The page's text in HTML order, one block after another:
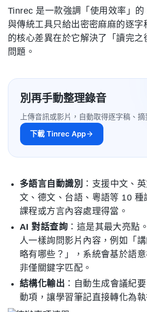
Tinrec 是一款強調「使用效率」的
與傳統工具只給出密密麻麻的逐字
的核心差異在於它解決了「讀完之
問題。
別再手動整理錄音
上傳音訊或影片，自動取得逐字稿、
下載 Tinrec App
多語言自動識別 ：支援中文、
文、德文、台語、粵語等 10 種
課程或方言內容處理得當。
AI 對話查詢 ：這是其最大亮點
人一樣詢問影片內容，例如「
略有哪些？」，系統會基於語
非僅關鍵字匹配。
結構化輸出 ：自動生成會議紀
動項，讓學習筆記直接轉化為執